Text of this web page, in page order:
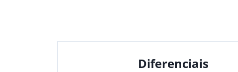
Diferenciais